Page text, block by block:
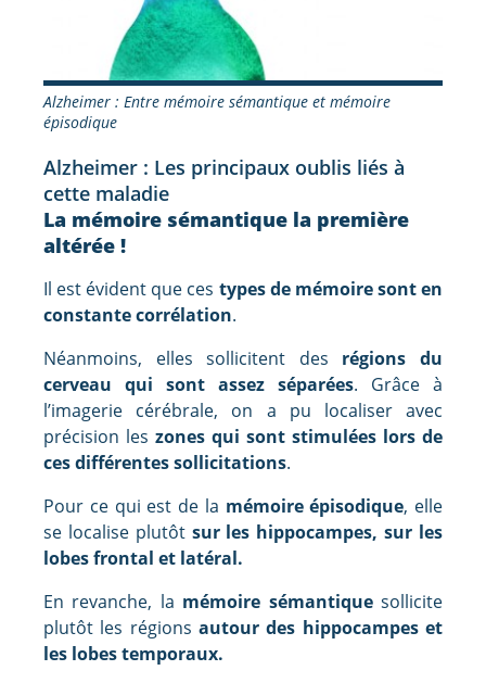
Alzheimer : Les principaux oublis liés à
cette maladie
La mémoire sémantique la première
altérée !
Il est évident que ces types de mémoire sont en
constante corrélation.
Néanmoins, elles sollicitent des régions du
cerveau qui sont assez séparées. Grâce à
l’imagerie cérébrale, on a pu localiser avec
précision les zones qui sont stimulées lors de
ces différentes sollicitations.
Pour ce qui est de la mémoire épisodique, elle
se localise plutôt sur les hippocampes, sur les
lobes frontal et latéral.
En revanche, la mémoire sémantiquesollicite
plutôt les régions autour des hippocampes et
les lobes temporaux.
Alzheimer : Entre mémoire sémantique et mémoire
épisodique